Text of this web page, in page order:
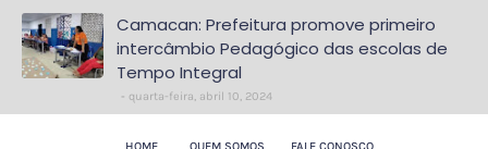
Camacan: Prefeitura promove primeiro
intercâmbio Pedagógico das escolas de
Tempo Integral
quarta-feira, abril 10, 2024
HOME QUEM SOMOS FALE CONOSCO